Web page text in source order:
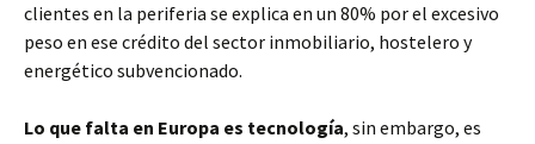
clientes en la periferia se explica en un 80% por el excesivo
peso en ese crédito del sector inmobiliario, hostelero y
energético subvencionado.
Lo que falta en Europa es tecnología, sin embargo, es